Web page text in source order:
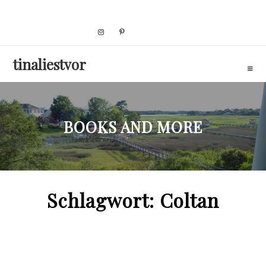
tinaliestvor
BOOKS AND MORE
Schlagwort: Coltan